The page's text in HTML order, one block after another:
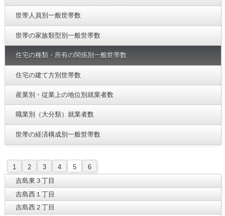
世帯人員別一般世帯数
世帯の家族類型別一般世帯数
住宅の種類・所有の関係別一般世帯数
住宅の建て方別世帯数
産業別・従業上の地位別就業者数
職業別（大分類）就業者数
世帯の経済構成別一般世帯数
1 2 3 4 5
6
吉島東３丁目
吉島西１丁目
吉島西２丁目